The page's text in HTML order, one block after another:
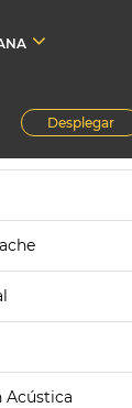
Desplegar
Acústica